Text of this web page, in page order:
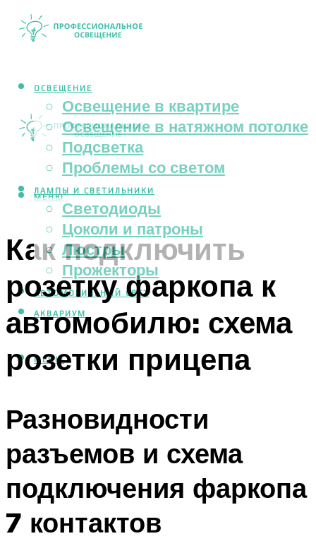
ОСВЕЩЕНИЕ
Освещение в квартире
Освещение в натяжном потолке
Подсветка
Проблемы со светом
ЛАМПЫ И СВЕТИЛЬНИКИ
Светодиоды
Цоколи и патроны
Люстры
Прожекторы
АВТОМОБИЛЬНЫЙ СВЕТ
АКВАРИУМ
МЕНЮ
МЕНЮ
Как подключить
розетку фаркопа к
автомобилю: схема
розетки прицепа
Разновидности
разъемов и схема
подключения фаркопа
7 контактов